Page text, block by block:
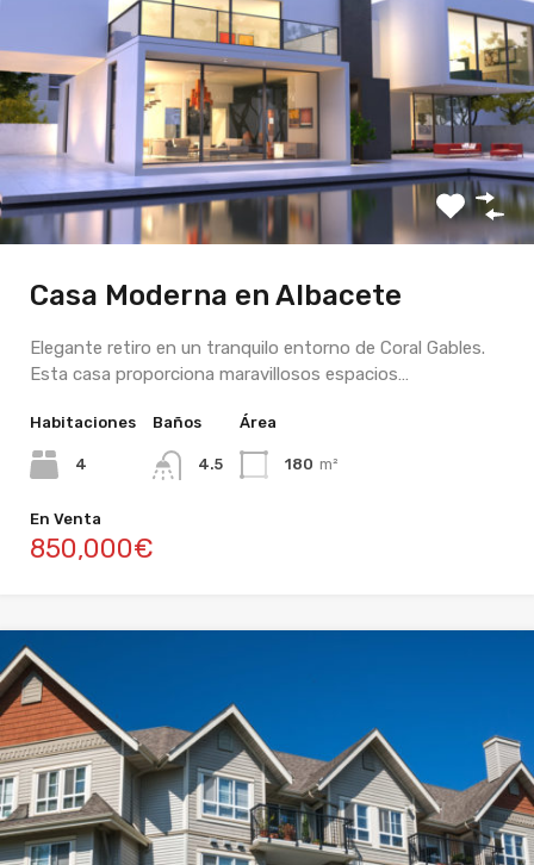
Casa Moderna en Albacete
Elegante retiro en un tranquilo entorno de Coral Gables.
Esta casa proporciona maravillosos espacios…
Habitaciones
4
Baños
4.5
Área
180 m²
En Venta
850,000€